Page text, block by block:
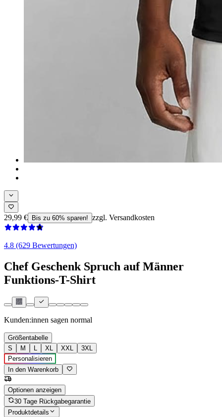
29,99 € Bis zu 60% sparen! zzgl. Versandkosten
4.8 (629 Bewertungen)
Chef Geschenk Spruch auf Männer
Funktions-T-Shirt
Kunden:innen sagen normal
Größentabelle
S
M L XL XXL
3XL
Personalisieren
In den Warenkorb
Optionen anzeigen
30 Tage Rückgabegarantie
Produktdetails